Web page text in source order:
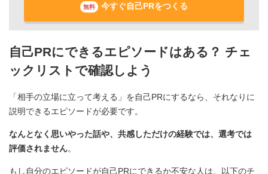
無料 今すぐ自己PRをつくる
自己PRにできるエピソードはある？ チェ
ックリストで確認しよう
「相手の立場に立って考える」を自己PRにするなら、それなりに
説明できるエピソードが必要です。
なんとなく思いやった話や、共感しただけの経験では、選考では
評価されません。
もし自分のエピソードが自己PRにできるか不安な人は、以下のチ